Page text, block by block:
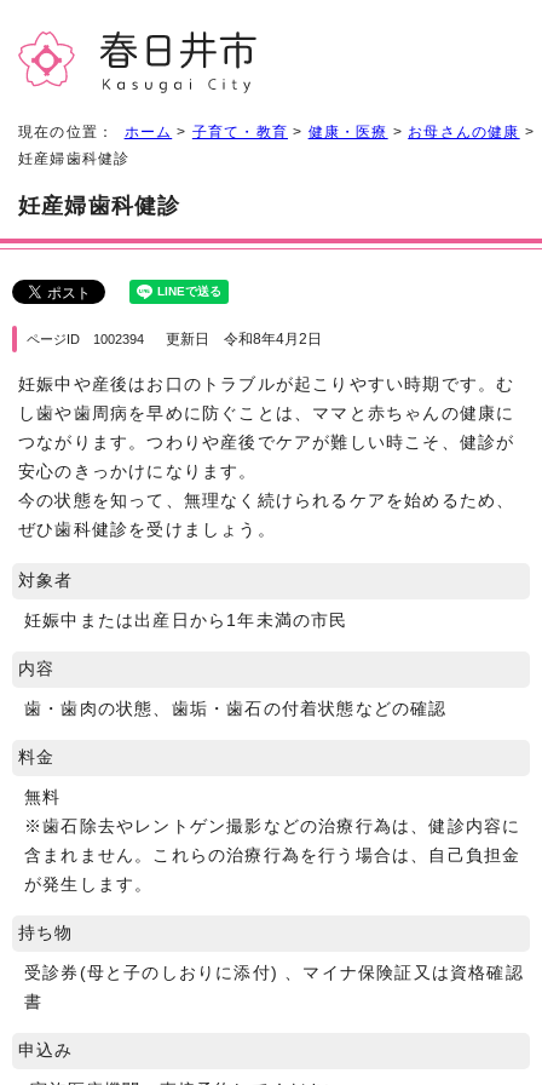
現在の位置： ホーム > 子育て・教育 > 健康・医療 > お母さんの健康 >
妊産婦歯科健診
妊産婦歯科健診
ページID 1002394 更新日 令和8年4月2日
妊娠中や産後はお口のトラブルが起こりやすい時期です。む
し歯や歯周病を早めに防ぐことは、ママと赤ちゃんの健康に
つながります。つわりや産後でケアが難しい時こそ、健診が
安心のきっかけになります。
今の状態を知って、無理なく続けられるケアを始めるため、
ぜひ歯科健診を受けましょう。
対象者
妊娠中または出産日から1年未満の市民
内容
歯・歯肉の状態、歯垢・歯石の付着状態などの確認
料金
無料
※歯石除去やレントゲン撮影などの治療行為は、健診内容に
含まれません。これらの治療行為を行う場合は、自己負担金
が発生します。
持ち物
受診券(母と子のしおりに添付) 、マイナ保険証又は資格確認
書
申込み